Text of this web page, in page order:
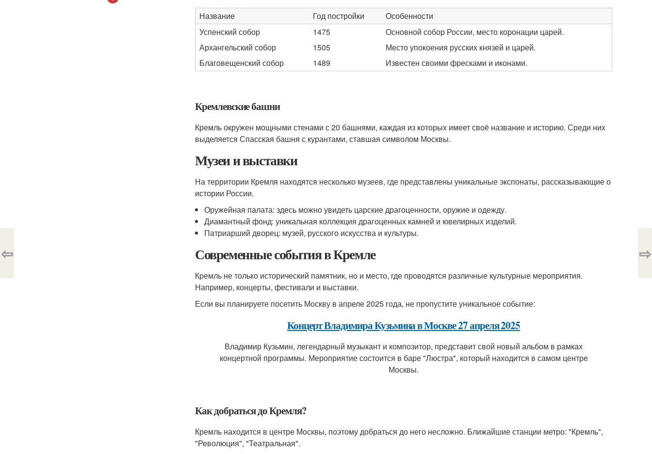
Название Год постройки
Особенности
Успенский собор
1475
Основной собор России, место коронации царей.
Архангельский собор
1505
Место упокоения русских князей и царей.
Благовещенский собор
1489 Известен своими фресками и иконами.
Кремлевские башни
Кремль окружен мощными стенами с 20 башнями, каждая из которых имеет своё название и историю. Среди них
выделяется Спасская башня с курантами, ставшая символом Москвы.
Музеи и выставки
На территории Кремля находятся несколько музеев, где представлены уникальные экспонаты, рассказывающие о
истории России.
Оружейная палата: здесь можно увидеть царские драгоценности, оружие и одежду.
Диамантный фонд: уникальная коллекция драгоценных камней и ювелирных изделий.
Патриарший дворец: музей, русского искусства и культуры.
Современные события в Кремле
Кремль не только исторический памятник, но и место, где проводятся различные культурные мероприятия.
Например, концерты, фестивали и выставки.
Если вы планируете посетить Москву в апреле 2025 года, не пропустите уникальное событие:
Концерт Владимира Кузьмина в Москве 27 апреля 2025
Владимир Кузьмин, легендарный музыкант и композитор, представит свой новый альбом в рамках
концертной программы. Мероприятие состоится в баре "Люстра", который находится в самом центре
Москвы.
Как добраться до Кремля?
Кремль находится в центре Москвы, поэтому добраться до него несложно. Ближайшие станции метро: "Кремль",
"Революция", "Театральная".
⇦ ⇨